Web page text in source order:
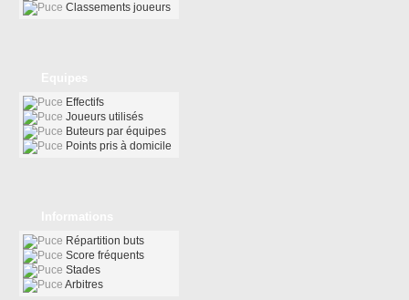
Classements joueurs
Effectifs
Joueurs utilisés
Buteurs par équipes
Points pris à domicile
Répartition buts
Score fréquents
Stades
Arbitres